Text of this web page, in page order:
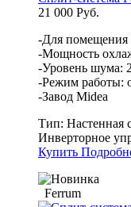
21 000 Руб.
-Для помещения
-Мощность
-Уровень шума:
-Режим работы:
-Завод Midea
Тип: Настенная
Инверторное
Купить
Ferrum